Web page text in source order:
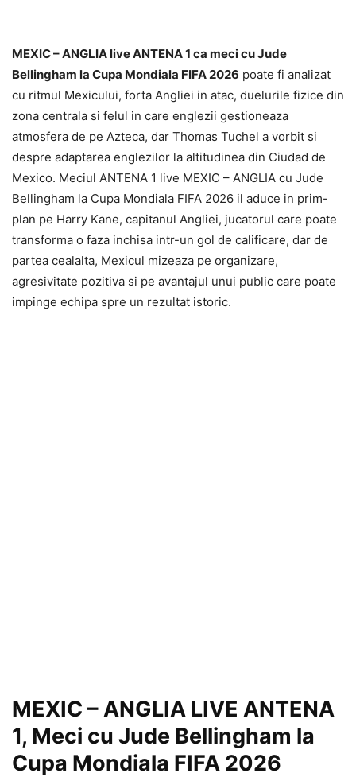
MEXIC – ANGLIA live ANTENA 1 ca meci cu Jude
Bellingham la Cupa Mondiala FIFA 2026 poate fi analizat
cu ritmul Mexicului, forta Angliei in atac, duelurile fizice din
zona centrala si felul in care englezii gestioneaza
atmosfera de pe Azteca, dar Thomas Tuchel a vorbit si
despre adaptarea englezilor la altitudinea din Ciudad de
Mexico. Meciul ANTENA 1 live MEXIC – ANGLIA cu Jude
Bellingham la Cupa Mondiala FIFA 2026 il aduce in prim-
plan pe Harry Kane, capitanul Angliei, jucatorul care poate
transforma o faza inchisa intr-un gol de calificare, dar de
partea cealalta, Mexicul mizeaza pe organizare,
agresivitate pozitiva si pe avantajul unui public care poate
impinge echipa spre un rezultat istoric.
MEXIC – ANGLIA LIVE ANTENA
1, Meci cu Jude Bellingham la
Cupa Mondiala FIFA 2026